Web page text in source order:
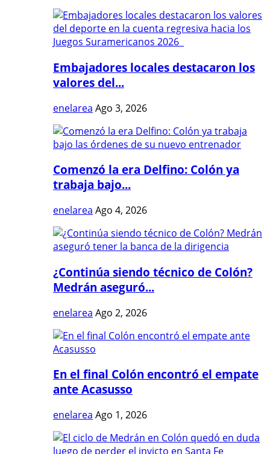
Embajadores locales destacaron los
valores del...
enelarea Ago 3, 2026
Comenzó la era Delfino: Colón ya
trabaja bajo...
enelarea Ago 4, 2026
¿Continúa siendo técnico de Colón?
Medrán aseguró...
enelarea Ago 2, 2026
En el final Colón encontró el empate
ante Acasusso
enelarea Ago 1, 2026